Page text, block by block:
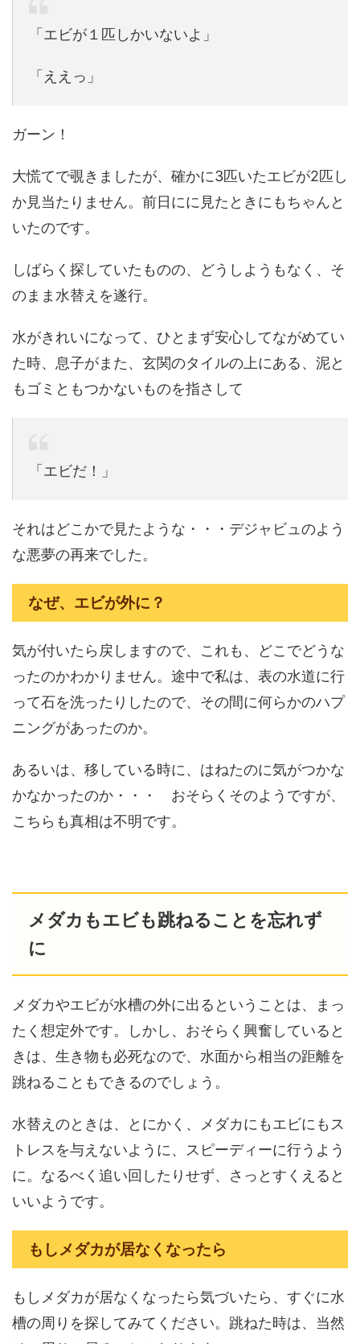
「エビが１匹しかいないよ」
「ええっ」
ガーン！
大慌てで覗きましたが、確かに3匹いたエビが2匹し
か見当たりません。前日にに見たときにもちゃんと
いたのです。
しばらく探していたものの、どうしようもなく、そ
のまま水替えを遂行。
水がきれいになって、ひとまず安心してながめてい
た時、息子がまた、玄関のタイルの上にある、泥と
もゴミともつかないものを指さして
「エビだ！」
それはどこかで見たような・・・デジャビュのよう
な悪夢の再来でした。
なぜ、エビが外に？
気が付いたら戻しますので、これも、どこでどうな
ったのかわかりません。途中で私は、表の水道に行
って石を洗ったりしたので、その間に何らかのハプ
ニングがあったのか。
あるいは、移している時に、はねたのに気がつかな
かなかったのか・・・ おそらくそのようですが、
こちらも真相は不明です。
メダカもエビも跳ねることを忘れず
に
メダカやエビが水槽の外に出るということは、まっ
たく想定外です。しかし、おそらく興奮していると
きは、生き物も必死なので、水面から相当の距離を
跳ねることもできるのでしょう。
水替えのときは、とにかく、メダカにもエビにもス
トレスを与えないように、スピーディーに行うよう
に。なるべく追い回したりせず、さっとすくえると
いいようです。
もしメダカが居なくなったら
もしメダカが居なくなったら気づいたら、すぐに水
槽の周りを探してみてください。跳ねた時は、当然